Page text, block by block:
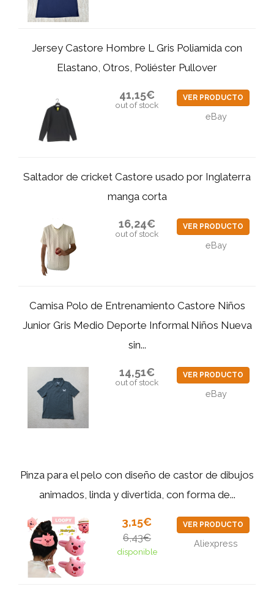
Jersey Castore Hombre L Gris Poliamida con
Elastano, Otros, Poliéster Pullover
41,15€
out of stock
VER PRODUCTO
eBay
Saltador de cricket Castore usado por Inglaterra
manga corta
16,24€
out of stock
VER PRODUCTO
eBay
Camisa Polo de Entrenamiento Castore Niños
Junior Gris Medio Deporte Informal Niños Nueva
sin...
14,51€
out of stock
VER PRODUCTO
eBay
Pinza para el pelo con diseño de castor de dibujos
animados, linda y divertida, con forma de...
3,15€
6,43€
disponible
VER PRODUCTO
Aliexpress